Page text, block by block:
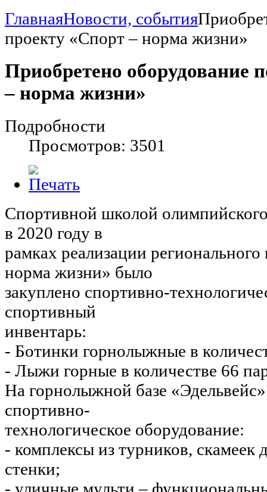
ГлавнаяНовости, события
проекту «Спорт – норма жизни»
Приобретено оборудование
– норма жизни»
Подробности
Просмотров: 3501
Спортивной школой
в 2020 году в
рамках реализации
норма жизни» было
закуплено спортивно-
спортивный
инвентарь:
- Ботинки горнолыжные в
- Лыжи горные в количестве 66
На горнолыжной базе
спортивно-
технологическое оборудование:
- комплексы из турников, скамеек
стенки;